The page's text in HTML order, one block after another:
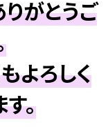
がとうご
よろしく
。